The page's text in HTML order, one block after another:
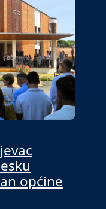
općine